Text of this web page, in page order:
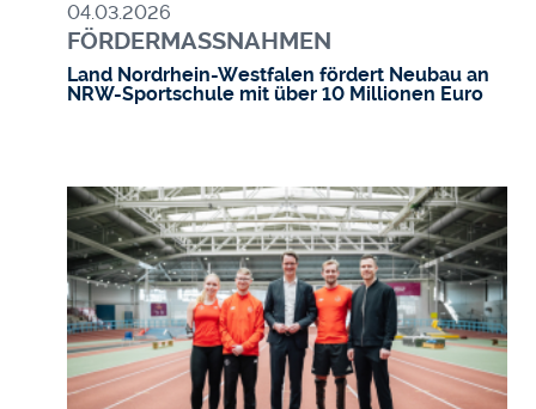
04.03.2026
FÖRDERMASSNAHMEN
Land Nordrhein-Westfalen fördert Neubau an
NRW-Sportschule mit über 10 Millionen Euro
Bild